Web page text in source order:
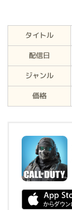
タイトル
配信日
ジャンル
価格